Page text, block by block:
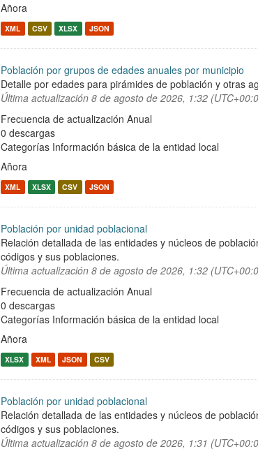
Añora
XML CSV XLSX JSON
Población por grupos de edades anuales por municipio
Detalle por edades para pirámides de población y otras
Última actualización 8 de agosto de 2026, 1:32
Frecuencia de actualización Anual
0 descargas
Categorías Información básica de la entidad local
Añora
XML XLSX CSV JSON
Población por unidad poblacional
Relación detallada de las entidades y núcleos de
códigos y sus poblaciones.
Última actualización 8 de agosto de 2026, 1:32
Frecuencia de actualización Anual
0 descargas
Categorías Información básica de la entidad local
Añora
XLSX XML JSON CSV
Población por unidad poblacional
Relación detallada de las entidades y núcleos de
códigos y sus poblaciones.
Última actualización 8 de agosto de 2026, 1:31